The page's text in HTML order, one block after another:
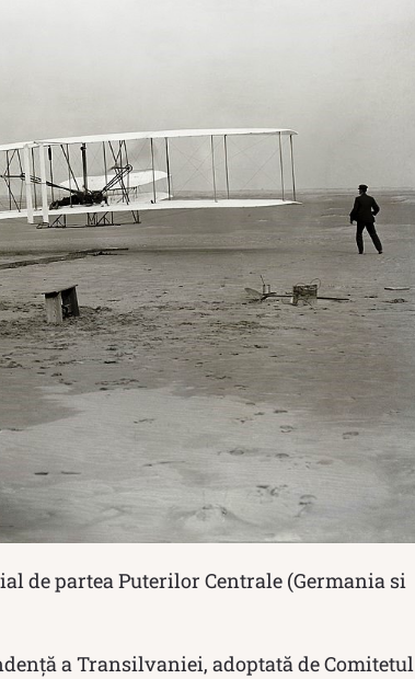
de partea Puterilor Centrale (Germania si
a Transilvaniei, adoptată de Comitetul